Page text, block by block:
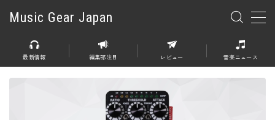
Music Gear Japan
MENU
最新情報 編集部注目 レビュー 音楽ニュース